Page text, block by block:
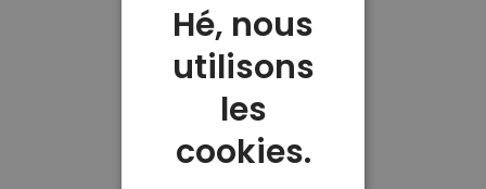
Hé, nous
utilisons
les
cookies.